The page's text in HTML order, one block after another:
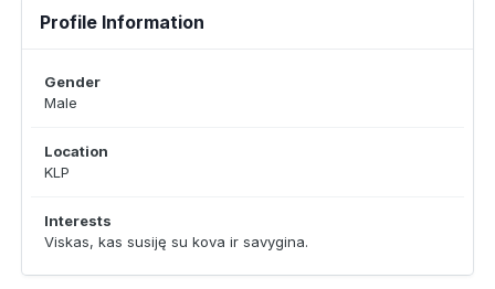
Profile Information
Gender
Male
Location
KLP
Interests
Viskas, kas susiję su kova ir savygina.